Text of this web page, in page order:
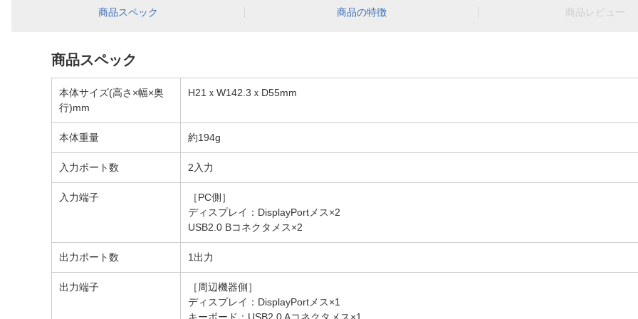
商品スペック 商品の特徴 商品レビュー
商品スペック
本体サイズ(高さ×幅×奥
行)mm
H21ｘW142.3ｘD55mm
本体重量 約194g
入力ポート数 2入力
入力端子
［PC側］
ディスプレイ：DisplayPortメス×2
USB2.0 Bコネクタメス×2
出力ポート数 1出力
出力端子
［周辺機器側］
ディスプレイ：DisplayPortメス×1